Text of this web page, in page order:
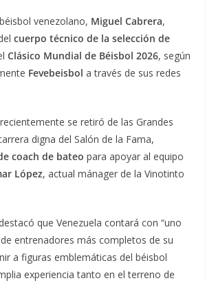
venezolano, Miguel Cabrera,
cuerpo técnico de la selección de
Clásico Mundial de Béisbol 2026, según
Fevebeisbol a través de sus redes
se retiró de las Grandes
digna del Salón de la Fama,
coach de bateo para apoyar al equipo
López, actual mánager de la Vinotinto
que Venezuela contará con “uno
entrenadores más completos de su
a figuras emblemáticas del béisbol
experiencia tanto en el terreno de